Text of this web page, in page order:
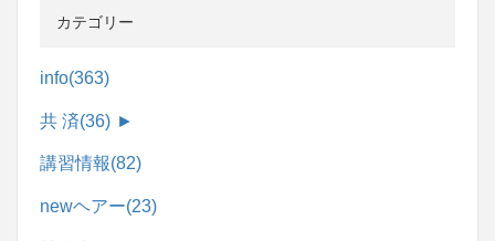
カテゴリー
info(363)
共 済(36) ►
講習情報(82)
newヘアー(23)